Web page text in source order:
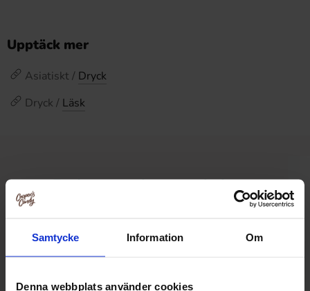
Samtycke Information Om
Denna webbplats använder cookies
Upptäck mer
Asiatiskt / Dryck
Dryck / Läsk
Relaterade produkter